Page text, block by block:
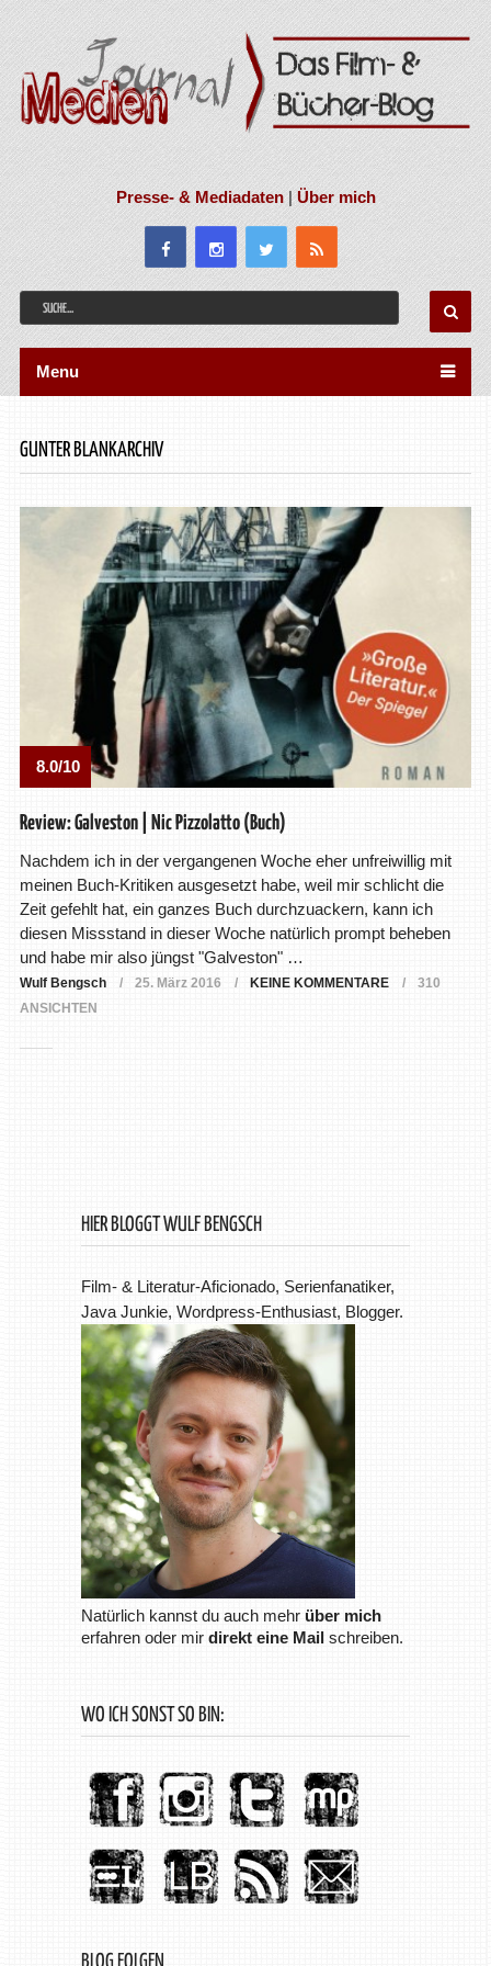
Presse- & Mediadaten|Über mich
Menu
GUNTER BLANKARCHIV
8.0/10
Review: Galveston | Nic Pizzolatto (Buch)
Nachdem ich in der vergangenen Woche eher unfreiwillig mit
meinen Buch-Kritiken ausgesetzt habe, weil mir schlicht die
Zeit gefehlt hat, ein ganzes Buch durchzuackern, kann ich
diesen Missstand in dieser Woche natürlich prompt beheben
und habe mir also jüngst "Galveston" …
Wulf Bengsch 25. März 2016 KEINE KOMMENTARE
310
ANSICHTEN
HIER BLOGGT WULF BENGSCH
Film- & Literatur-Aficionado, Serienfanatiker,
Java Junkie, Wordpress-Enthusiast, Blogger.
Natürlich kannst du auch mehr über mich
erfahren oder mir direkt eine Mailschreiben.
WO ICH SONST SO BIN: